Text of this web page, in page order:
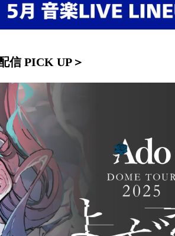
信 PICK UP＞